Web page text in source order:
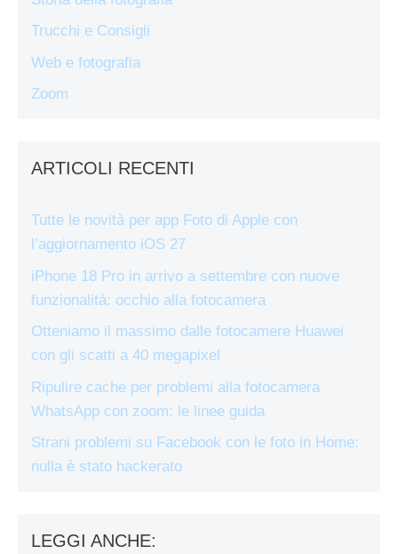
Trucchi e Consigli
Web e fotografia
Zoom
ARTICOLI RECENTI
Tutte le novità per app Foto di Apple con
l’aggiornamento iOS 27
iPhone 18 Pro in arrivo a settembre con nuove
funzionalità: occhio alla fotocamera
Otteniamo il massimo dalle fotocamere Huawei
con gli scatti a 40 megapixel
Ripulire cache per problemi alla fotocamera
WhatsApp con zoom: le linee guida
Strani problemi su Facebook con le foto in Home:
nulla è stato hackerato
LEGGI ANCHE: